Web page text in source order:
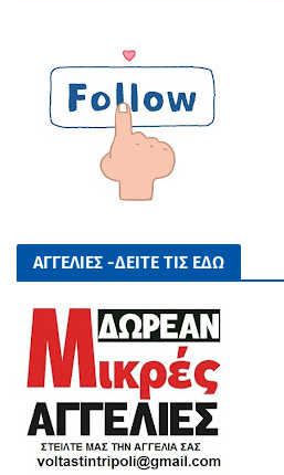
ΑΓΓΕΛΙΕΣ -ΔΕΙΤΕ ΤΙΣ ΕΔΩ